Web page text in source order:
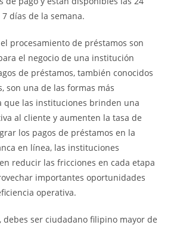
días de la semana.
procesamiento de préstamos son
el negocio de una institución
de préstamos, también conocidos
son una de las formas más
que las instituciones brinden una
al cliente y aumenten la tasa de
los pagos de préstamos en la
en línea, las instituciones
reducir las fricciones en cada etapa
importantes oportunidades
operativa.
debes ser ciudadano filipino mayor de